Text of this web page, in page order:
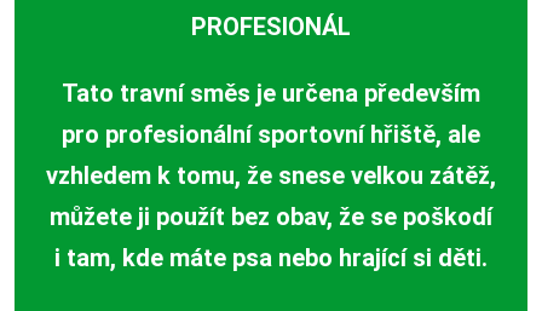
PROFESIONÁL
Tato travní směs je určena především
pro profesionální sportovní hřiště, ale
vzhledem k tomu, že snese velkou zátěž,
můžete ji použít bez obav, že se poškodí
i tam, kde máte psa nebo hrající si děti.